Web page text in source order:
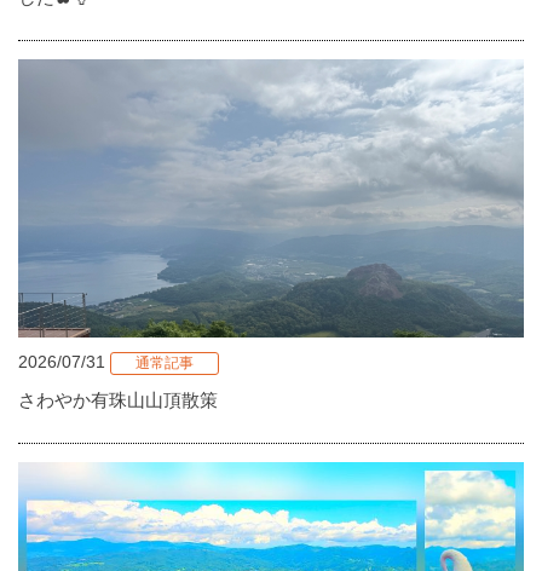
2026/07/31 通常記事
さわやか有珠山山頂散策